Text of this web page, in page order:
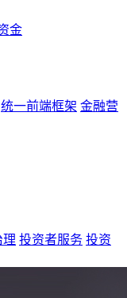
金
统一前端框架 金融营
理 投资者服务 投资